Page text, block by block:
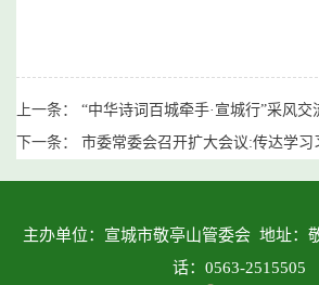
上一条： “中华诗词百城牵手·宣城行”采风交
下一条： 市委常委会召开扩大会议:传达学习
主办单位：宣城市敬亭山管委会 地址：
话：0563-2515505